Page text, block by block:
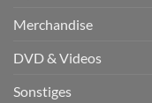
Merchandise
DVD & Videos
Sonstiges